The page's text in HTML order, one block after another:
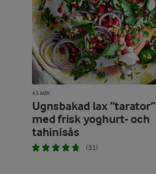
45 MIN
Ugnsbakad lax ”tarator”
med frisk yoghurt- och
tahinisås
(31)